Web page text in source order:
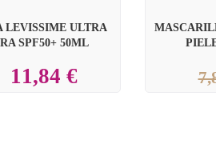
LEVISSIME ULTRA
SPF50+ 50ML
11,84 €